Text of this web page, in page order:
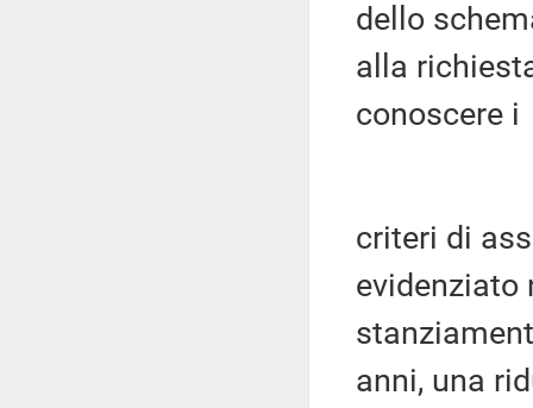
dello
alla
conoscere i
criteri di
evidenziato
anni, una